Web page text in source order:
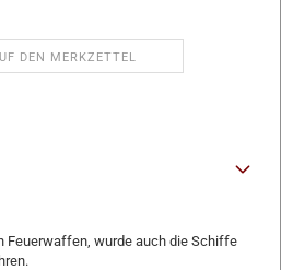
DEN MERKZETTEL
Feuerwaffen, wurde auch die Schiffe